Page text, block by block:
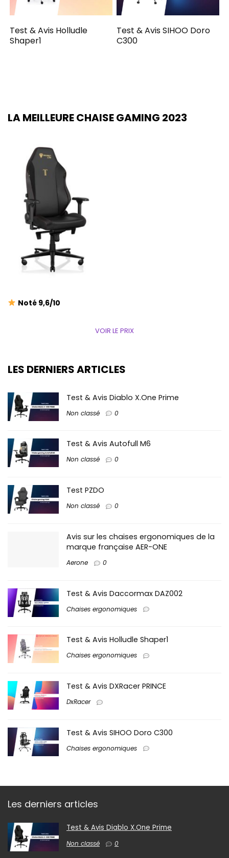
Test & Avis Holludle
Shaper1
Test & Avis SIHOO Doro
C300
LA MEILLEURE CHAISE GAMING 2023
Noté 9,6/10
VOIR LE PRIX
LES DERNIERS ARTICLES
Test & Avis Diablo X.One Prime
Non classé 0
Test & Avis Autofull M6
Non classé 0
Test PZDO
Non classé 0
Avis sur les chaises ergonomiques de la
marque française AER-ONE
Aerone 0
Test & Avis Daccormax DAZ002
Chaises ergonomiques
Test & Avis Holludle Shaper1
Chaises ergonomiques
Test & Avis DXRacer PRINCE
DxRacer
Test & Avis SIHOO Doro C300
Chaises ergonomiques
Les derniers articles
Test & Avis Diablo X.One Prime
Non classé 0